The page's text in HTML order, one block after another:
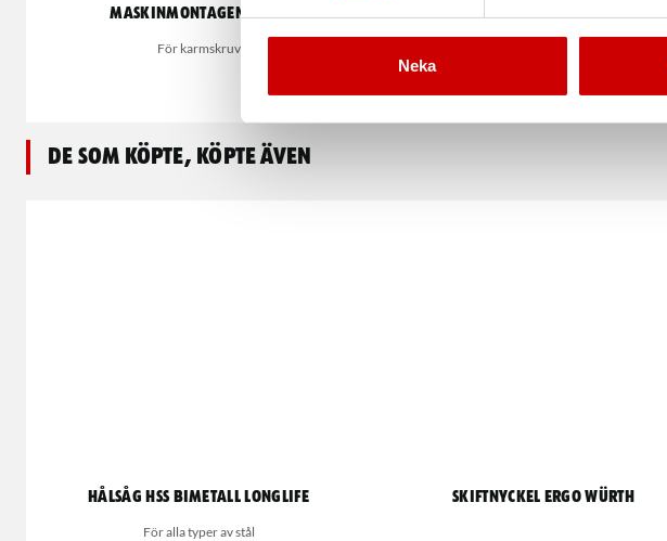
Neka
Maskinmontagenyckel
För karmskruv
Centrumborr med gängad spets
De som köpte, köpte även
Hålsåg HSS bimetall Longlife
För alla typer av stål
Skiftnyckel Ergo Würth